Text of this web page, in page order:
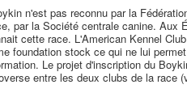
n'est pas reconnu par la
par la Société centrale canine. Aux
cette race. L'American Kennel
foundation stock ce qui ne lui
Le projet d'inscription du
entre les deux clubs de la race